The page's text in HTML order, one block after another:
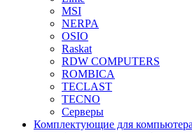
MSI
NERPA
OSIO
Raskat
RDW COMPUTERS
ROMBICA
TECLAST
TECNO
Серверы
Комплектующие для компьютера